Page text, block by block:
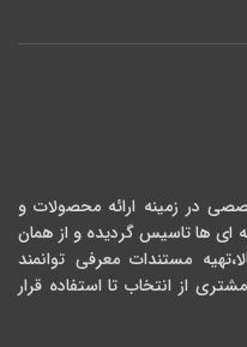
در زمینه ارائه محصولات و
ای ها تاسیس گردیده و از همان
مستندات معرفی توانمند
از انتخاب تا استفاده قرار